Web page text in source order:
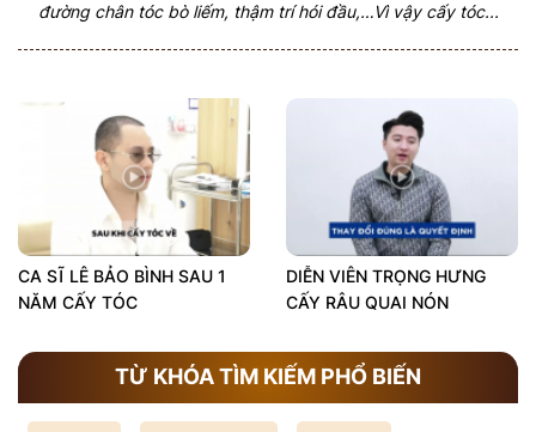
đường chân tóc bò liếm, thậm trí hói đầu,…Vì vậy cấy tóc...
CA SĨ LÊ BẢO BÌNH SAU 1
NĂM CẤY TÓC
DIỄN VIÊN TRỌNG HƯNG
CẤY RÂU QUAI NÓN
TỪ KHÓA TÌM KIẾM PHỔ BIẾN